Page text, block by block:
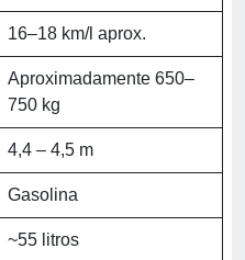
16–18 km/l aprox.
Aproximadamente 650–
750 kg
4,4 – 4,5 m
Gasolina
~55 litros